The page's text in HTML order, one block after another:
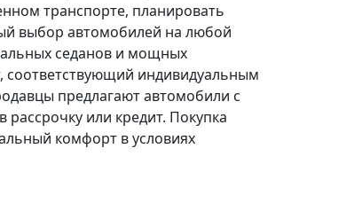
транспорте, планировать
выбор автомобилей на любой
седанов и мощных
соответствующий индивидуальным
предлагают автомобили с
или кредит. Покупка
комфорт в условиях